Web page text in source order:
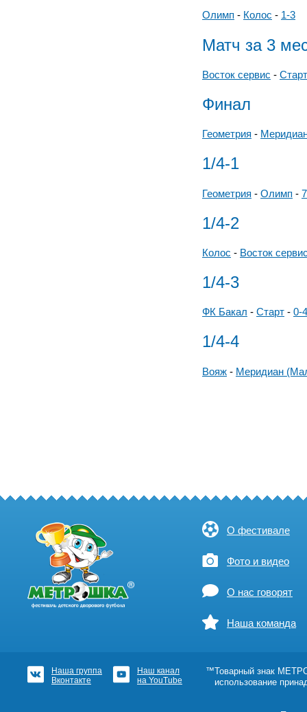
Олимп - Колос - 1-3
Матч за 3
Восток сервис - Старт
Финал
Геометрия -
1/4-1
Геометрия - Олимп -
1/4-2
Колос - Восток
1/4-3
ФК Бакал - Старт - 0-4
1/4-4
Вояж - Меридиан
О фестивале
Фото и видео
О нас говорят
Наша команда
Наша группа
Вконтакте
Наш канал
на YouTube
™Товарный знак
использование